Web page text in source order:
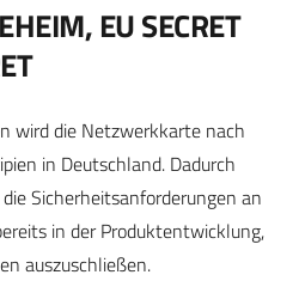
EU SECRET
wird die Netzwerkkarte nach
in Deutschland. Dadurch
Sicherheitsanforderungen an
in der Produktentwicklung,
auszuschließen.